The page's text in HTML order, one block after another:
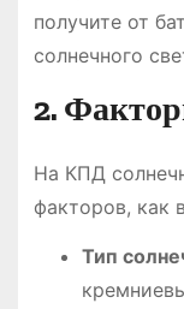
получите от
солнечного
2.
На КПД
факторов, как
Тип